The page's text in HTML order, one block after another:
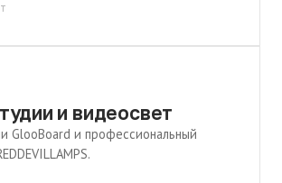
и видеосвет
GlooBoard и профессиональный